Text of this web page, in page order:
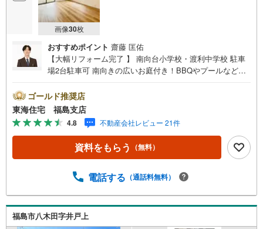
画像30枚
おすすめポイント 齋藤 匡佑
【大幅リフォーム完了 】 南向台小学校・渡利中学校 駐車
場2台駐車可 南向きの広いお庭付き！BBQやプールなど楽
って？】●福島市に事務所を開設し30年！豊富な物件情報
でお客様をお迎えいたします！【ローンの相談無料！】●
「住宅ローン通るかな？」様々なお悩みございませんか？●
お客様をサポートしながら代行で無料審査いたします！●秘
密厳守、無理な営業も致しません。＼ライフプランシュミ
レーション無料受付中！/人気です ●「ローンが通っても
い！」●審査・購入前に安心 プロが資金・生活設計を一緒
キッズスペースやベビーベッドを完備（オムツあります）●
女性スタッフがお子様が飽きてしまわないようお手伝いい
たします ●ご家族おそろいでぜひご来店ください！
ゴールド推奨店
東海住宅 福島支店
4.8 不動産会社レビュー 21件
資料をもらう （無料）
電話する （通話料無料）
福島市八木田字井戸上